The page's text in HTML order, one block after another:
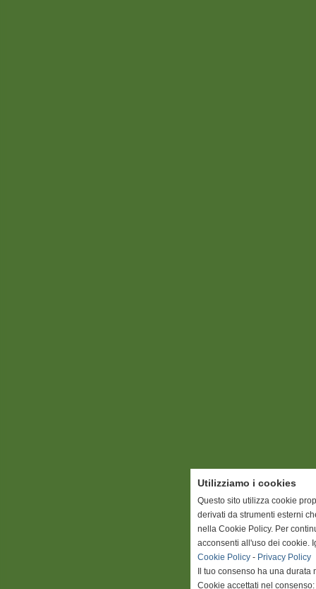
Utilizziamo i cookies
Questo sito utilizza cookie
derivati da strumenti esterni
nella Cookie Policy. Per
acconsenti all'uso dei cookie.
Cookie Policy - Privacy Policy
Il tuo consenso ha una durata
Cookie accettati nel